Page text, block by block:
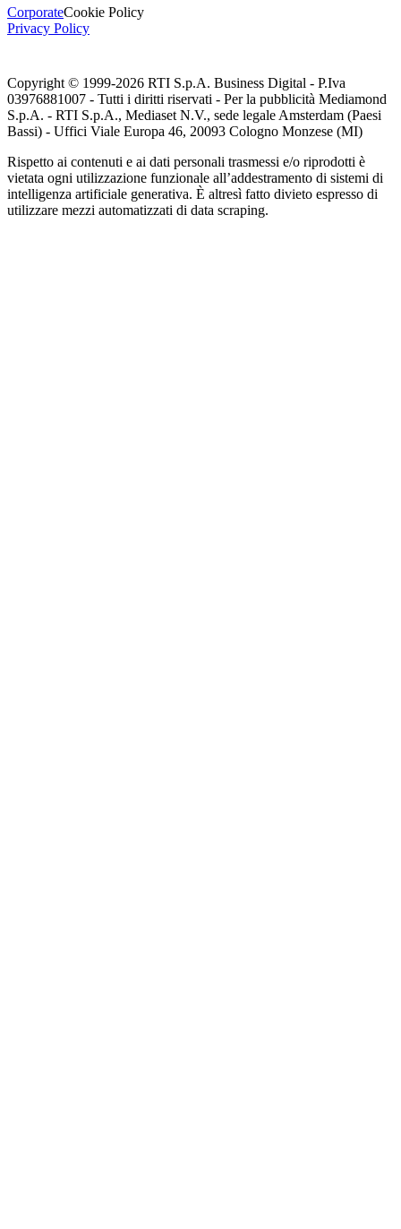
CorporateCookie Policy
Privacy Policy
Copyright © 1999-2026 RTI S.p.A. Business Digital - P.Iva
03976881007 - Tutti i diritti riservati - Per la pubblicità Mediamond
S.p.A. - RTI S.p.A., Mediaset N.V., sede legale Amsterdam (Paesi
Bassi) - Uffici Viale Europa 46, 20093 Cologno Monzese (MI)
Rispetto ai contenuti e ai dati personali trasmessi e/o riprodotti è
vietata ogni utilizzazione funzionale all’addestramento di sistemi di
intelligenza artificiale generativa. È altresì fatto divieto espresso di
utilizzare mezzi automatizzati di data scraping.